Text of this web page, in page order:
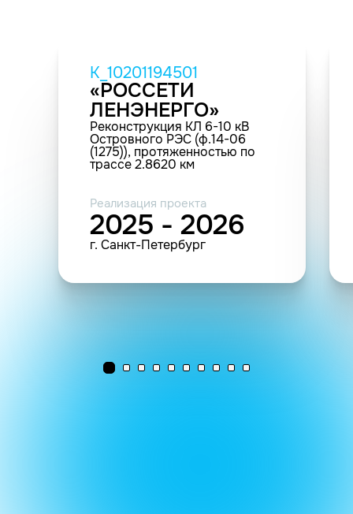
K_10201194501
«РОССЕТИ
ЛЕНЭНЕРГО»
Реконструкция КЛ 6-10 кВ
Островного РЭС (ф.14-06
(1275)), протяженностью по
трассе 2.8620 км
Реализация проекта
2025 - 2026
г. Санкт-Петербург